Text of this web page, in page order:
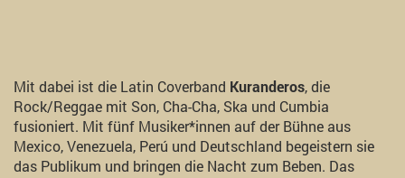
Mit dabei ist die Latin Coverband Kuranderos, die
Rock/Reggae mit Son, Cha-Cha, Ska und Cumbia
fusioniert. Mit fünf Musiker*innen auf der Bühne aus
Mexico, Venezuela, Perú und Deutschland begeistern sie
das Publikum und bringen die Nacht zum Beben. Das